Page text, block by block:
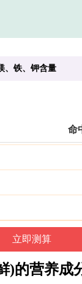
、铁、钾含量
命
)的营养成